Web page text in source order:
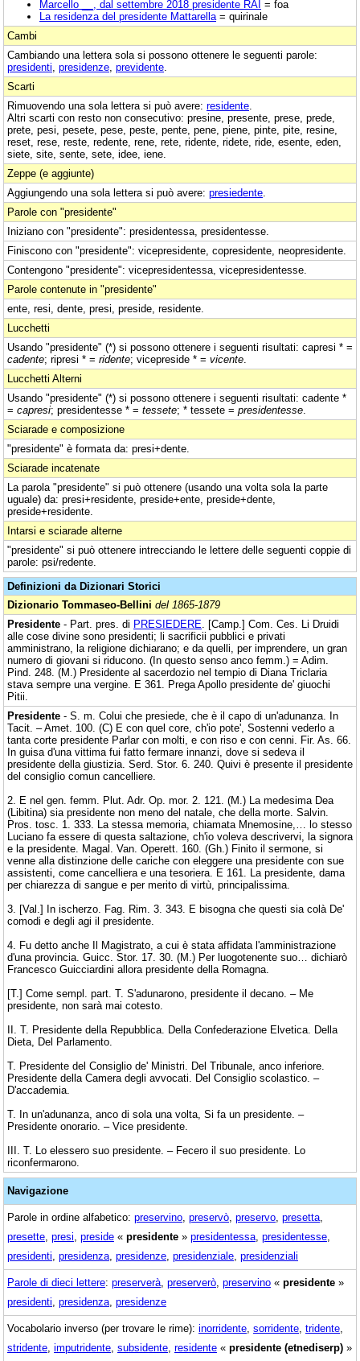
Marcello __, dal settembre 2018 presidente RAI = foa
La residenza del presidente Mattarella = quirinale
Cambi
Cambiando una lettera sola si possono ottenere le seguenti parole:
presidenti presidenze previdente
Scarti
Rimuovendo una sola lettera si può avere: residente
Altri scarti con resto non consecutivo: presine, presente, prese, prede,
prete, pesi, pesete, pese, peste, pente, pene, piene, pinte, pite, resine,
reset, rese, reste, redente, rene, rete, ridente, ridete, ride, esente, eden,
siete, site, sente, sete, idee, iene.
Zeppe (e aggiunte)
Aggiungendo una sola lettera si può avere: presiedente
Parole con "presidente"
Iniziano con "presidente": presidentessa, presidentesse.
Finiscono con "presidente": vicepresidente, copresidente, neopresidente.
Contengono "presidente": vicepresidentessa, vicepresidentesse.
Parole contenute in "presidente"
ente, resi, dente, presi, preside, residente.
Lucchetti
Usando "presidente" (*) si possono ottenere i seguenti risultati: capresi * =
cadente; ripresi * = ridente; vicepreside * = vicente
Lucchetti Alterni
Usando "presidente" (*) si possono ottenere i seguenti risultati: cadente *
= capresi; presidentesse * = tessete; * tessete = presidentesse
Sciarade e composizione
"presidente" è formata da: presi+dente.
Sciarade incatenate
La parola "presidente" si può ottenere (usando una volta sola la parte
uguale) da: presi+residente, preside+ente, preside+dente,
preside+residente.
Intarsi e sciarade alterne
"presidente" si può ottenere intrecciando le lettere delle seguenti coppie di
parole: psi/redente.
Definizioni da Dizionari Storici
Dizionario Tommaseo-Bellini del 1865-1879
Presidente - Part. pres. di PRESIEDERE . [Camp.] Com. Ces. Li Druidi
alle cose divine sono presidenti; li sacrificii pubblici e privati
amministrano, la religione dichiarano; e da quelli, per imprendere, un gran
numero di giovani si riducono. (In questo senso anco femm.) = Adim.
Pind. 248. (M.) Presidente al sacerdozio nel tempio di Diana Triclaria
stava sempre una vergine. E 361. Prega Apollo presidente de' giuochi
Pitii.
Presidente - S. m. Colui che presiede, che è il capo di un'adunanza. In
Tacit. – Amet. 100. (C) E con quel core, ch'io pote', Sostenni vederlo a
tanta corte presidente Parlar con molti, e con riso e con cenni. Fir. As. 66.
In guisa d'una vittima fui fatto fermare innanzi, dove si sedeva il
presidente della giustizia. Serd. Stor. 6. 240. Quivi è presente il presidente
del consiglio comun cancelliere.
2. E nel gen. femm. Plut. Adr. Op. mor. 2. 121. (M.) La medesima Dea
(Libitina) sia presidente non meno del natale, che della morte. Salvin.
Pros. tosc. 1. 333. La stessa memoria, chiamata Mnemosine,… lo stesso
Luciano fa essere di questa saltazione, ch'io voleva descrivervi, la signora
e la presidente. Magal. Van. Operett. 160. (Gh.) Finito il sermone, si
venne alla distinzione delle cariche con eleggere una presidente con sue
assistenti, come cancelliera e una tesoriera. E 161. La presidente, dama
per chiarezza di sangue e per merito di virtù, principalissima.
3. [Val.] In ischerzo. Fag. Rim. 3. 343. E bisogna che questi sia colà De'
comodi e degli agi il presidente.
4. Fu detto anche Il Magistrato, a cui è stata affidata l'amministrazione
d'una provincia. Guicc. Stor. 17. 30. (M.) Per luogotenente suo… dichiarò
Francesco Guicciardini allora presidente della Romagna.
[T.] Come sempl. part. T. S'adunarono, presidente il decano. – Me
presidente, non sarà mai cotesto.
II. T. Presidente della Repubblica. Della Confederazione Elvetica. Della
Dieta, Del Parlamento.
T. Presidente del Consiglio de' Ministri. Del Tribunale, anco inferiore.
Presidente della Camera degli avvocati. Del Consiglio scolastico. –
D'accademia.
T. In un'adunanza, anco di sola una volta, Si fa un presidente. –
Presidente onorario. – Vice presidente.
III. T. Lo elessero suo presidente. – Fecero il suo presidente. Lo
riconfermarono.
Navigazione
Parole in ordine alfabetico: preservino preservò preservo presetta
presette presi preside « presidente » presidentessa presidentesse
presidenti presidenza presidenze presidenziale presidenziali
Parole di dieci lettere: preserverà preserverò preservino « presidente »
presidenti presidenza presidenze
Vocabolario inverso (per trovare le rime): inorridente sorridente tridente
stridente imputridente subsidente residente « presidente (etnediserp) »